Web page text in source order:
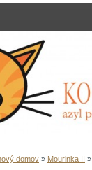
domov » Mourinka II »